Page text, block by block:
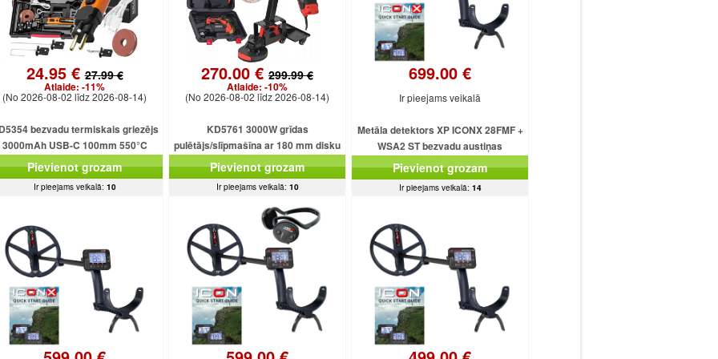
24.95 €27.99 €
Atlaide: -11%
(No 2026-08-02 līdz 2026-08-14)
bezvadu termiskais griezējs
3000mAh USB-C 100mm 550°C
Pievienot grozam
Ir pieejams veikalā: 10
270.00 € 299.99 €
Atlaide: -10%
(No 2026-08-02 līdz 2026-08-14)
KD5761 3000W grīdas
pulētājs/slīpmašīna ar 180 mm disku
Pievienot grozam
Ir pieejams veikalā: 10
699.00 €
Ir pieejams veikalā
Metāla detektors XP ICONX 28FMF +
WSA2 ST bezvadu austiņas
Pievienot grozam
Ir pieejams veikalā: 14